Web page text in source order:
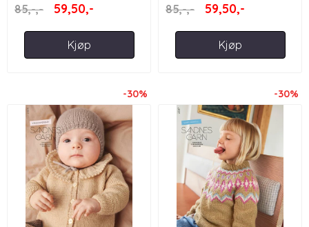
85,-,- 59,50,-
Kjøp
85,-,- 59,50,-
Kjøp
-30% -30%